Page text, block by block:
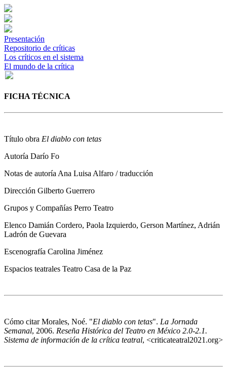
Presentación
Repositorio de críticas
Los críticos en el sistema
El mundo de la crítica
FICHA TÉCNICA
Título obra El diablo con tetas
Autoría Darío Fo
Notas de autoría Ana Luisa Alfaro / traducción
Dirección Gilberto Guerrero
Grupos y Compañías Perro Teatro
Elenco Damián Cordero, Paola Izquierdo, Gerson Martínez, Adrián
Ladrón de Guevara
Escenografía Carolina Jiménez
Espacios teatrales Teatro Casa de la Paz
Cómo citarMorales, Noé. "El diablo con tetas". La Jornada
Semanal, 2006. Reseña Histórica del Teatro en México 2.0-2.1.
Sistema de información de la crítica teatral, <criticateatral2021.org>